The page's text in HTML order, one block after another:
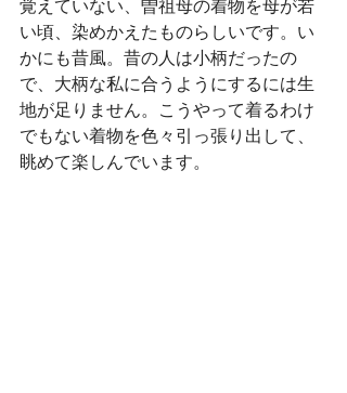
覚えていない、曽祖母の着物を母が若
い頃、染めかえたものらしいです。い
かにも昔風。昔の人は小柄だったの
で、大柄な私に合うようにするには生
地が足りません。こうやって着るわけ
でもない着物を色々引っ張り出して、
眺めて楽しんでいます。